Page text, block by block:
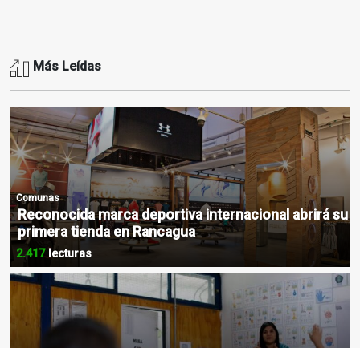
Más Leídas
Comunas
Reconocida marca deportiva internacional abrirá su
primera tienda en Rancagua
2.417lecturas